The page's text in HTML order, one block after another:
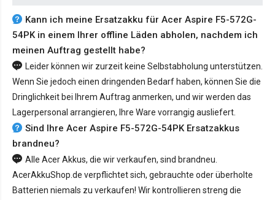
Kann ich meine Ersatzakku für Acer Aspire F5-572G-
54PK in einem Ihrer offline Läden abholen, nachdem ich
meinen Auftrag gestellt habe?
Leider können wir zurzeit keine Selbstabholung unterstützen.
Wenn Sie jedoch einen dringenden Bedarf haben, können Sie die
Dringlichkeit bei Ihrem Auftrag anmerken, und wir werden das
Lagerpersonal arrangieren, Ihre Ware vorrangig ausliefert.
Sind Ihre Acer Aspire F5-572G-54PK Ersatzakkus
brandneu?
Alle Acer Akkus, die wir verkaufen, sind brandneu.
AcerAkkuShop.de verpflichtet sich, gebrauchte oder überholte
Batterien niemals zu verkaufen! Wir kontrollieren streng die